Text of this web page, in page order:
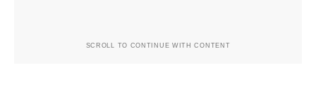
SCROLL TO CONTINUE WITH CONTENT